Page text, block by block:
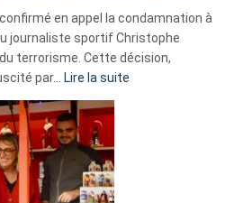
en appel la condamnation à
journaliste sportif Christophe
terrorisme. Cette décision,
par… Lire la suite